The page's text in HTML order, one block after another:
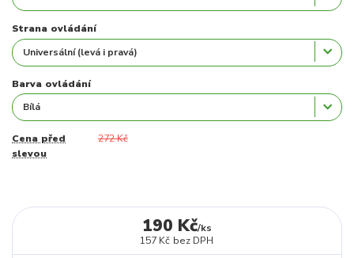
Strana ovládání
Barva ovládání
Cena před
slevou
272 Kč
190 Kč/ks
157 Kč bez DPH